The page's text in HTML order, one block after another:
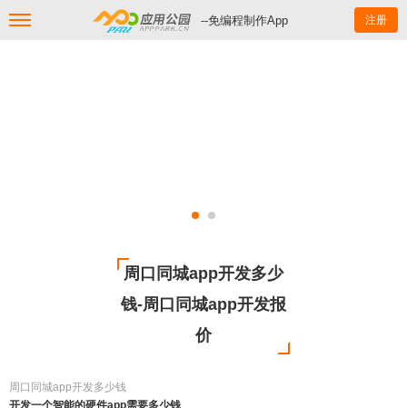
--免编程制作App 注册
周口同城app开发多少
钱-周口同城app开发报
价
周口同城app开发多少钱
开发一个智能的硬件app需要多少钱